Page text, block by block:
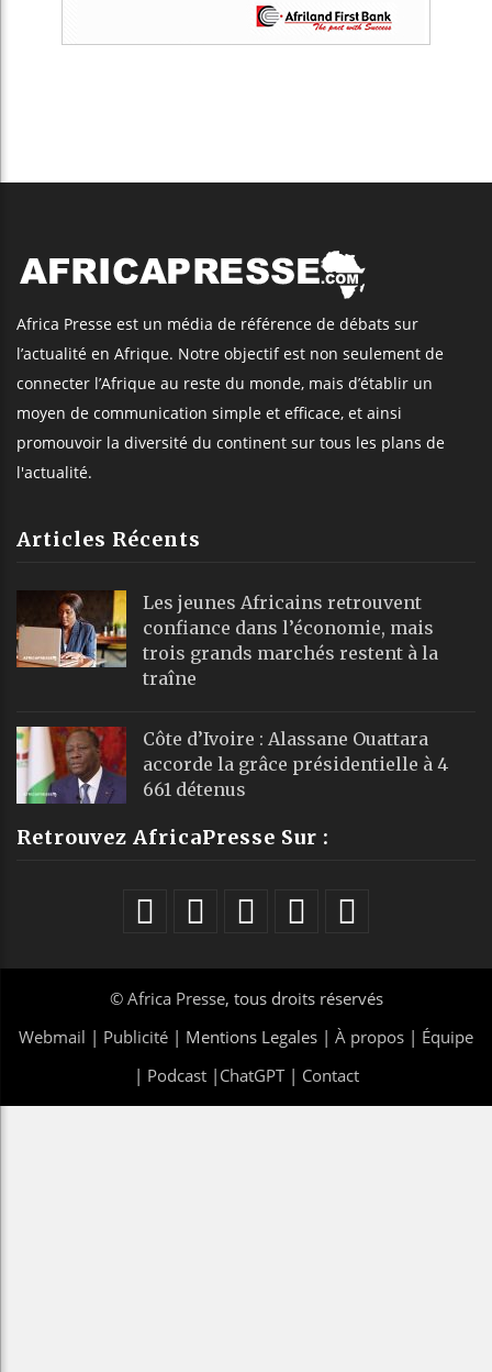
Africa Presse est un média de référence de débats sur
l’actualité en Afrique. Notre objectif est non seulement de
connecter l’Afrique au reste du monde, mais d’établir un
moyen de communication simple et efficace, et ainsi
promouvoir la diversité du continent sur tous les plans de
l'actualité.
Articles Récents
Les jeunes Africains retrouvent
confiance dans l’économie, mais
trois grands marchés restent à la
traîne
Côte d’Ivoire : Alassane Ouattara
accorde la grâce présidentielle à 4
661 détenus
Retrouvez AfricaPresse Sur :
© Africa Presse, tous droits réservés
Webmail | Publicité | Mentions Legales | À propos | Équipe
| Podcast| ChatGPT| Contact